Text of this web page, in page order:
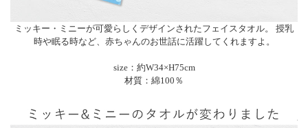
ミッキー・ミニーが可愛らしくデザインされたフェイスタオル。 授乳
時や眠る時など、赤ちゃんのお世話に活躍してくれますよ。
size：約W34×H75cm
材質：綿100％